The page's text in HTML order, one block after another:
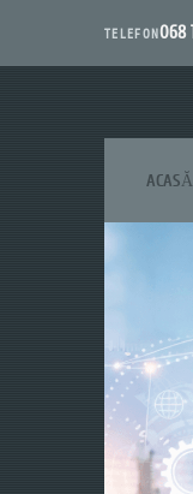
TELEFON068
ACASĂ